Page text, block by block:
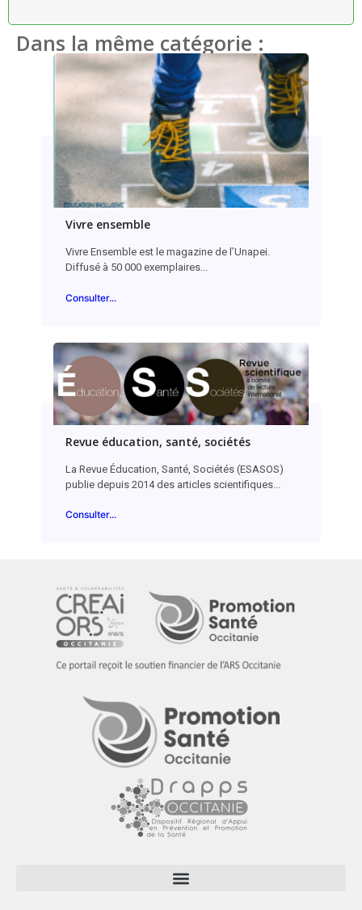
Dans la même catégorie :
Vivre ensemble
Vivre Ensemble est le magazine de l’Unapei.
Diffusé à 50 000 exemplaires...
Consulter...
Revue éducation, santé, sociétés
La Revue Éducation, Santé, Sociétés (ESASOS)
publie depuis 2014 des articles scientifiques...
Consulter...